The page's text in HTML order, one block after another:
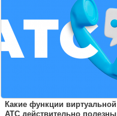
Какие функции виртуальной
АТС действительно полезны